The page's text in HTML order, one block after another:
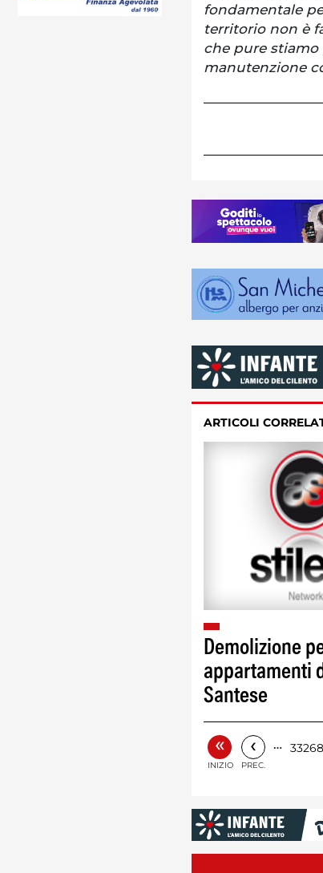
fondamentale
territorio non è
che pure
manutenzione
ARTICOLI
Demolizione
appartamenti
Santese
«
INIZIO
‹
PREC.
… 33268